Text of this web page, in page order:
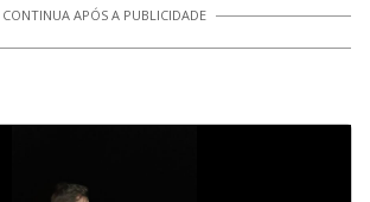
CONTINUA APÓS A PUBLICIDADE